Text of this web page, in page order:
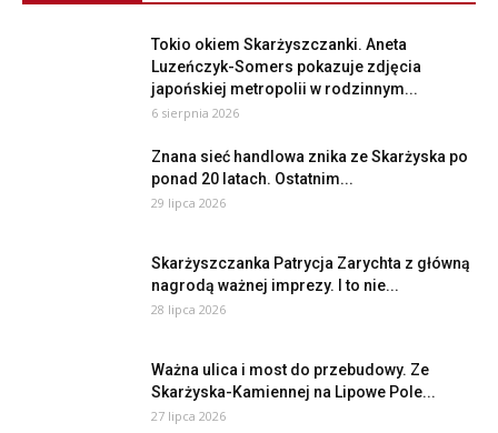
Tokio okiem Skarżyszczanki. Aneta
Luzeńczyk-Somers pokazuje zdjęcia
japońskiej metropolii w rodzinnym...
6 sierpnia 2026
Znana sieć handlowa znika ze Skarżyska po
ponad 20 latach. Ostatnim...
29 lipca 2026
Skarżyszczanka Patrycja Zarychta z główną
nagrodą ważnej imprezy. I to nie...
28 lipca 2026
Ważna ulica i most do przebudowy. Ze
Skarżyska-Kamiennej na Lipowe Pole...
27 lipca 2026